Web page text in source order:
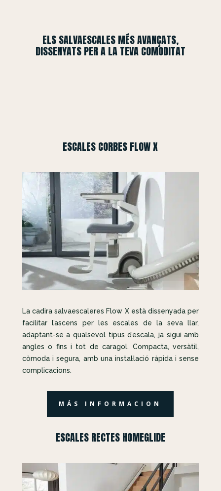
ELS SALVAESCALES MÉS AVANÇATS,
DISSENYATS PER A LA TEVA COMODITAT
ESCALES CORBES FLOW X
La cadira salvaescaleres Flow X està dissenyada per
facilitar l’ascens per les escales de la seva llar,
adaptant-se a qualsevol tipus d’escala, ja sigui amb
angles o fins i tot de caragol. Compacta, versàtil,
còmoda i segura, amb una instal·lació ràpida i sense
complicacions.
MÁS INFORMACION
ESCALES RECTES HOMEGLIDE